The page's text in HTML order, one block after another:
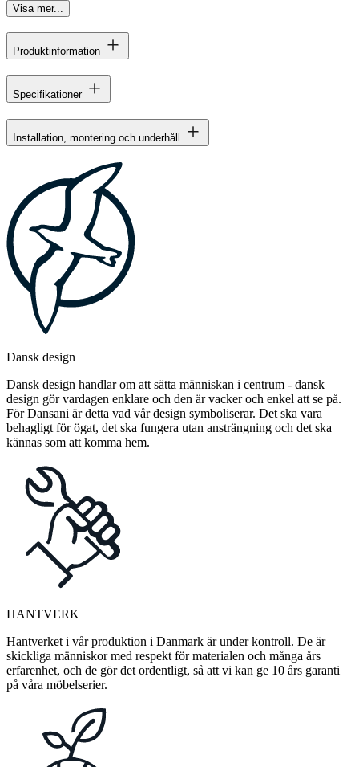
Visa mer...
Produktinformation
Specifikationer
Installation, montering och underhåll
Dansk design
Dansk design handlar om att sätta människan i centrum - dansk
design gör vardagen enklare och den är vacker och enkel att se på.
För Dansani är detta vad vår design symboliserar. Det ska vara
behagligt för ögat, det ska fungera utan ansträngning och det ska
kännas som att komma hem.
HANTVERK
Hantverket i vår produktion i Danmark är under kontroll. De är
skickliga människor med respekt för materialen och många års
erfarenhet, och de gör det ordentligt, så att vi kan ge 10 års garanti
på våra möbelserier.